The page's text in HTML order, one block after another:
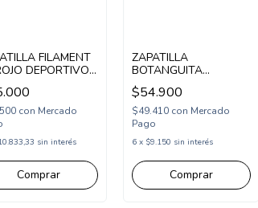
FILAMENT
DEPORTIVO
29-37 AZUL
1AZ)
con Mercado
sin interés
Comprar
ZAPATILLA
BOTANGUITA
DEPORTIVA CON
CORDON 30-36
VERDE (BOAYR/1VE)
$54.900
$49.410 con Mercado
Pago
6 x $9.150 sin interés
Comprar